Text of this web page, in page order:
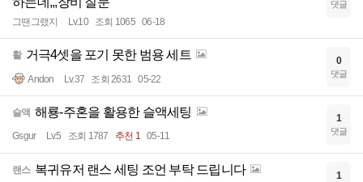
그땐그랬지 Lv.10 조회 1065 06-18
댓글
활 거극4셋을 포기 못한 범용 세트
Andon Lv.37 조회 2631 05-22
0
댓글
슬액 해룡-주혼을 활용한 슬액세팅
Gsgur Lv.5 조회 1787 추천 1 05-11
1
댓글
랜스 복귀유저 랜스 세팅 조언 부탁 드립니다 1